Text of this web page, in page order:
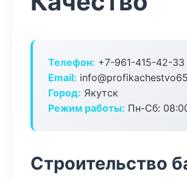
Телефон: +7-961-415-42-33
Email:
Город: Якутск
Режим работы: Пн-Сб:
Строительство